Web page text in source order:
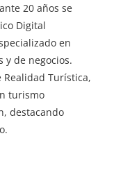
20 años se
Digital
en
y de negocios.
Realidad Turística,
turismo
destacando